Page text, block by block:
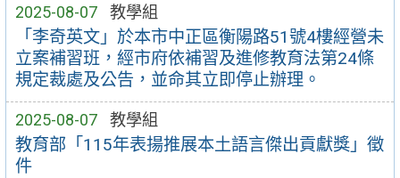
2025-08-07 教學組
「李奇英文」於本市中正區衡陽路51號4樓經營未
立案補習班，經市府依補習及進修教育法第24條
規定裁處及公告，並命其立即停止辦理。
2025-08-07 教學組
教育部「115年表揚推展本土語言傑出貢獻獎」徵
件